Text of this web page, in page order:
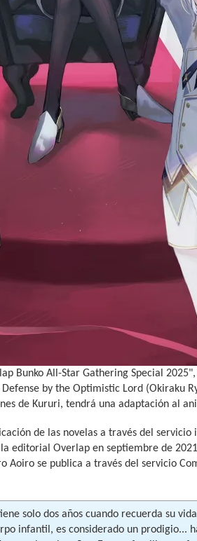
Bunko All-Star Gathering Special
by the Optimistic Lord (Okiraku
de Kururi, tendrá una adaptación al
de las novelas a través del servicio
editorial Overlap en septiembre de
Aoiro se publica a través del servicio
solo dos años cuando recuerda su
infantil, es considerado un prodigio...